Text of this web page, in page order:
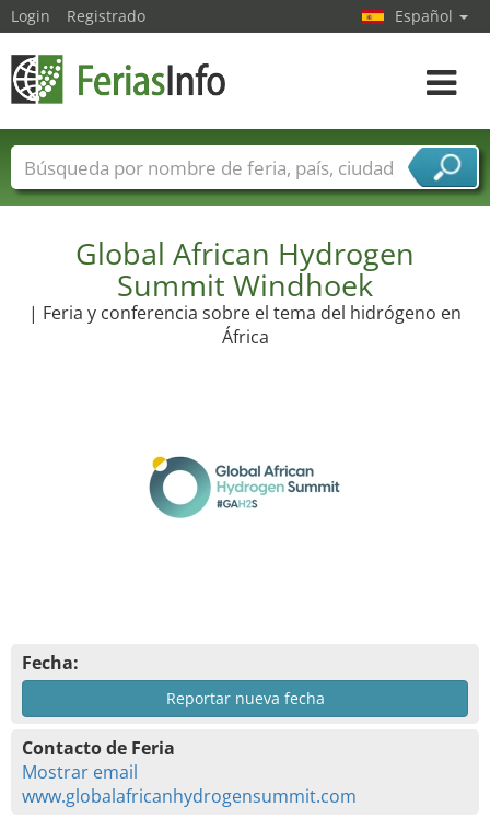
Global African Hydrogen
Summit Windhoek
| Feria y conferencia sobre el tema del hidrógeno en
África
Fecha:
Reportar nueva fecha
Contacto de Feria
Mostrar email
www.globalafricanhydrogensummit.com
Login Registrado Español
toggle
Nombres de ferias Países
Ciudades
Sectores de proveedor de servicios